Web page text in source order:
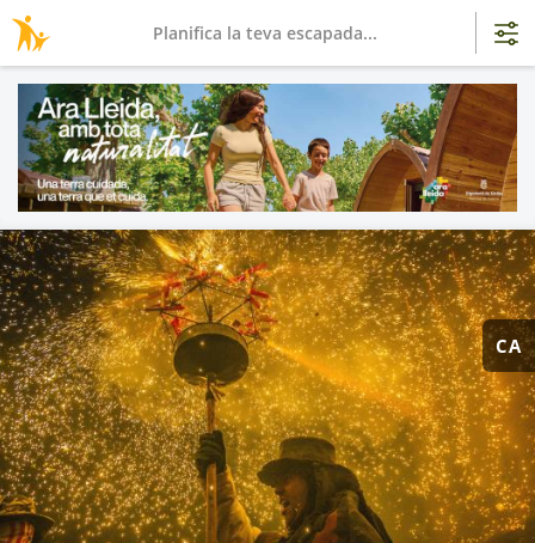
CA
Planifica la teva escapada...